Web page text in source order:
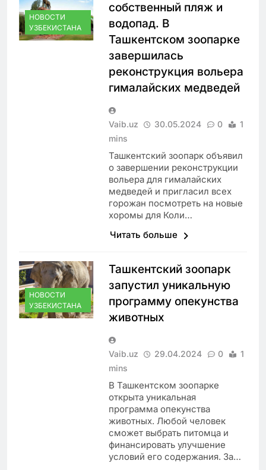
НОВОСТИ
УЗБЕКИСТАНА
собственный пляж и
водопад. В
Ташкентском зоопарке
завершилась
реконструкция вольера
гималайских медведей
Vaib.uz 30.05.2024 0
1
mins
Ташкентский зоопарк объявил
о завершении реконструкции
вольера для гималайских
медведей и пригласил всех
горожан посмотреть на новые
хоромы для Коли…
Читать больше
НОВОСТИ
УЗБЕКИСТАНА
Ташкентский зоопарк
запустил уникальную
программу опекунства
животных
Vaib.uz 29.04.2024 0
1
mins
В Ташкентском зоопарке
открыта уникальная
программа опекунства
животных. Любой человек
сможет выбрать питомца и
финансировать улучшение
условий его содержания. За…